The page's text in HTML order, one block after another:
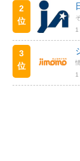
2
位
1
3
位
1